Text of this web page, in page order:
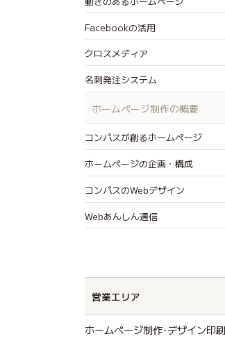
Facebookの活用
クロスメディア
名刺発注システム
ホームページ制作の概要
コンパスが創るホームページ
ホームページの企画・構成
コンパスのWebデザイン
Webあんしん通信
営業エリア
ホームページ制作･デザイン印刷